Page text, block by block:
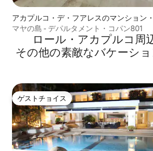
アカプルコ・デ・フアレスのマンション
パート
マヤの島 - デパルタメント・コパン801
ロール・アカプルコ⁠周⁠
そ⁠の⁠他⁠の素⁠敵⁠なバ⁠ケ⁠ー⁠シ⁠
ゲストチョイス
ゲストチョイス